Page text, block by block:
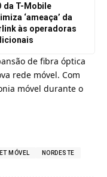
da T-Mobile
‘ameaça’ da
às operadoras
de fibra óptica
rede móvel. Com
móvel durante o
MÓVEL NORDESTE